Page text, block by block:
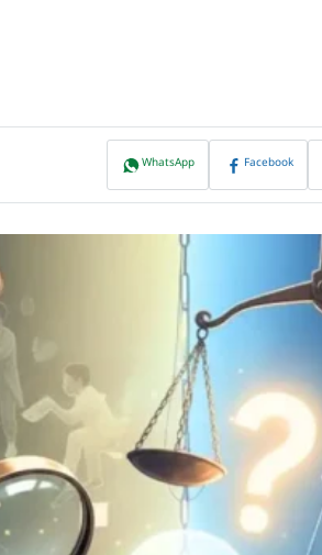
WhatsApp Facebook